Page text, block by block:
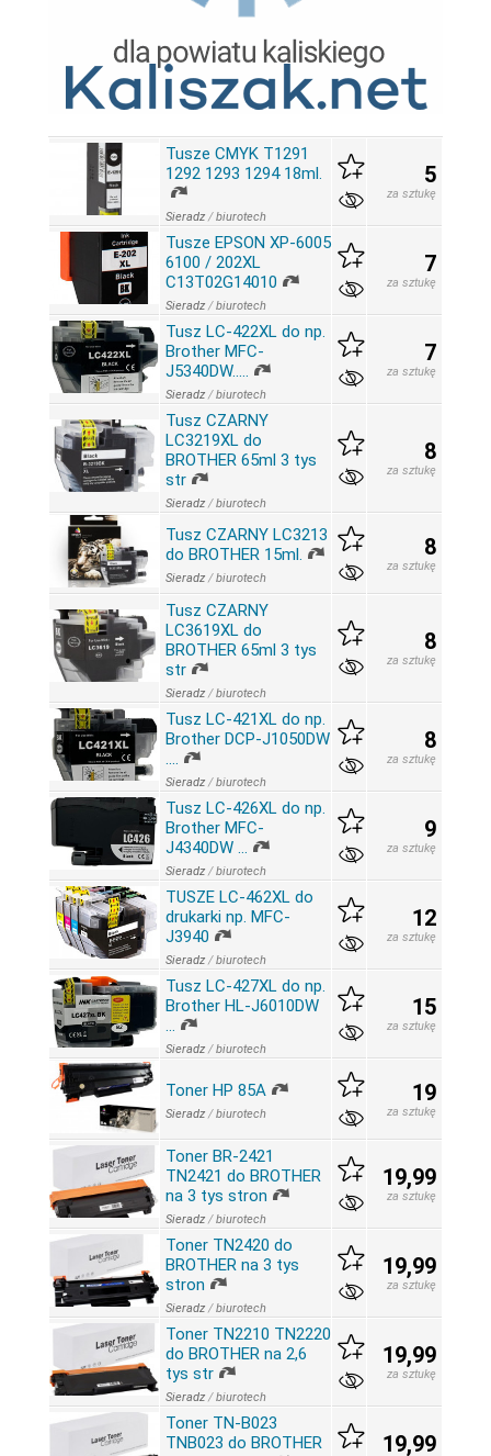
Tusze CMYK T1291
1292 1293 1294 18ml.
Sieradz /biurotech
5
za sztukę
Tusze EPSON XP-6005
6100 / 202XL
C13T02G14010
Sieradz /biurotech
7
za sztukę
Tusz LC-422XL do np.
Brother MFC-
J5340DW.....
Sieradz /biurotech
7
za sztukę
Tusz CZARNY
LC3219XL do
BROTHER 65ml 3 tys
str
Sieradz /biurotech
8
za sztukę
Tusz CZARNY LC3213
do BROTHER 15ml.
Sieradz /biurotech
8
za sztukę
Tusz CZARNY
LC3619XL do
BROTHER 65ml 3 tys
str
Sieradz /biurotech
8
za sztukę
Tusz LC-421XL do np.
Brother DCP-J1050DW
....
Sieradz /biurotech
8
za sztukę
Tusz LC-426XL do np.
Brother MFC-
J4340DW …
Sieradz /biurotech
9
za sztukę
TUSZE LC-462XL do
drukarki np. MFC-
J3940
Sieradz /biurotech
12
za sztukę
Tusz LC-427XL do np.
Brother HL-J6010DW
…
Sieradz /biurotech
15
za sztukę
Toner HP 85A
Sieradz /biurotech
19
za sztukę
Toner BR-2421
TN2421 do BROTHER
na 3 tys stron
Sieradz /biurotech
19,99
za sztukę
Toner TN2420 do
BROTHER na 3 tys
stron
Sieradz /biurotech
19,99
za sztukę
Toner TN2210 TN2220
do BROTHER na 2,6
tys str
Sieradz /biurotech
19,99
za sztukę
Toner TN-B023
TNB023 do BROTHER
19,99